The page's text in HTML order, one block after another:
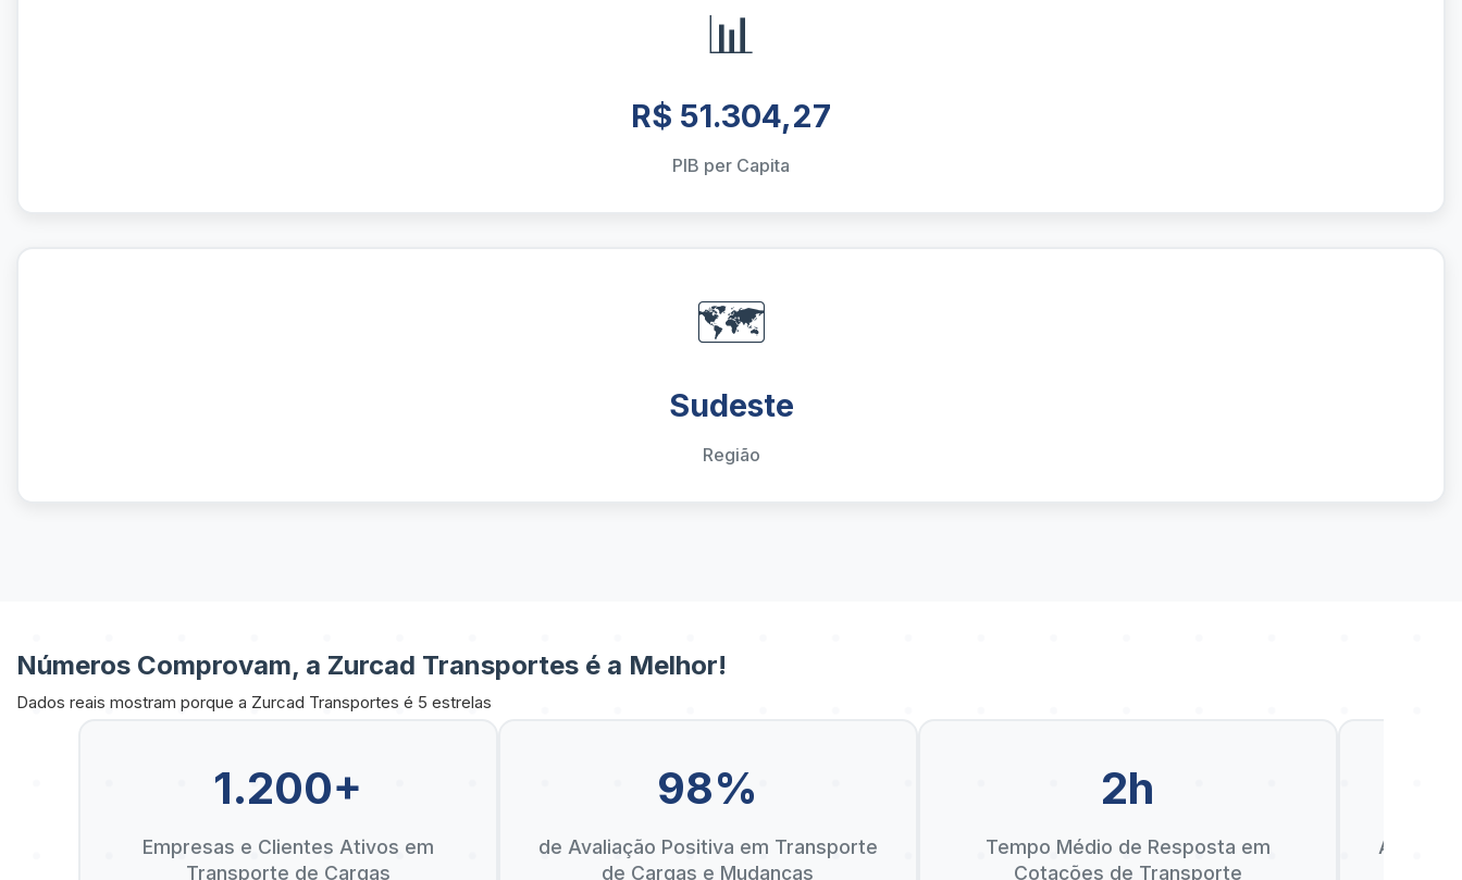
📊
R$ 51.304,27
PIB per Capita
🗺️
Sudeste
Região
Números Comprovam, a Zurcad Transportes é a Melhor!
Dados reais mostram porque a Zurcad Transportes é 5 estrelas
1.200+
Empresas e Clientes Ativos em
Transporte de Cargas
98%
de Avaliação Positiva em Transporte
de Cargas e Mudanças
2h
Tempo Médio de Resposta em
Cotações de Transporte
Anos